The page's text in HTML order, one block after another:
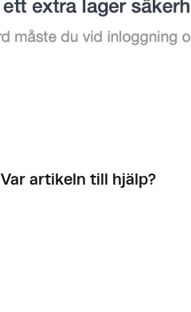
Var artikeln till hjälp?